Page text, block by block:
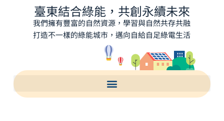
臺東結合綠能，共創永續未來
我們擁有豐富的自然資源，學習與自然共存共融
打造不一樣的綠能城市，邁向自給自足綠電生活